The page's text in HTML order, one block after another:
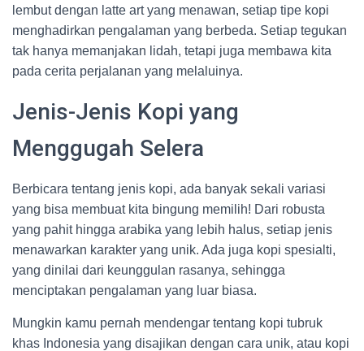
lembut dengan latte art yang menawan, setiap tipe kopi
menghadirkan pengalaman yang berbeda. Setiap tegukan
tak hanya memanjakan lidah, tetapi juga membawa kita
pada cerita perjalanan yang melaluinya.
Jenis-Jenis Kopi yang
Menggugah Selera
Berbicara tentang jenis kopi, ada banyak sekali variasi
yang bisa membuat kita bingung memilih! Dari robusta
yang pahit hingga arabika yang lebih halus, setiap jenis
menawarkan karakter yang unik. Ada juga kopi spesialti,
yang dinilai dari keunggulan rasanya, sehingga
menciptakan pengalaman yang luar biasa.
Mungkin kamu pernah mendengar tentang kopi tubruk
khas Indonesia yang disajikan dengan cara unik, atau kopi